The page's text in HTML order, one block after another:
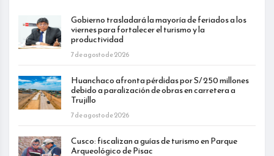
Gobierno trasladará la mayoría de feriados a los
viernes para fortalecer el turismo y la
productividad
7 de agosto de 2026
Huanchaco afronta pérdidas por S/ 250 millones
debido a paralización de obras en carretera a
Trujillo
7 de agosto de 2026
Cusco: fiscalizan a guías de turismo en Parque
Arqueológico de Pisac